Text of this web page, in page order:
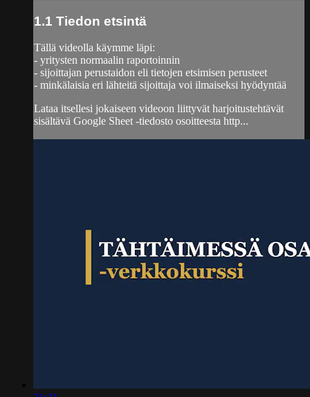
1.1 Tiedon etsintä
Tällä videolla käymme läpi:
- yritysten normaalin raportoinnin
- sijoittajan perustaidon eli tietojen etsimisen perusteet
- minkälaisia eri lähteitä sijoittaja voi ilmaiseksi hyödyntää
Lataa itsellesi jokaiseen videoon liittyvät harjoitustehtävät
sisältävä Google Sheet -tiedosto osoitteesta http...